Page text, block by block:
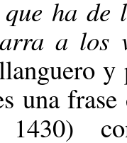
ha de
a los
y
una